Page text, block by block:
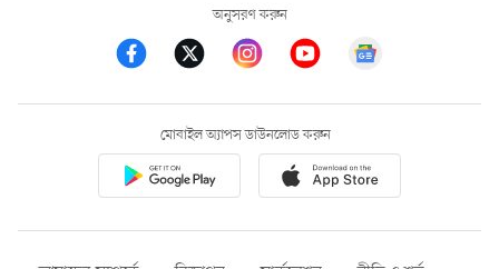
অনুসরণ করুন
মোবাইল অ্যাপস ডাউনলোড করুন